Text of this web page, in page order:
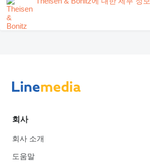
회사
회사 소개
도움말